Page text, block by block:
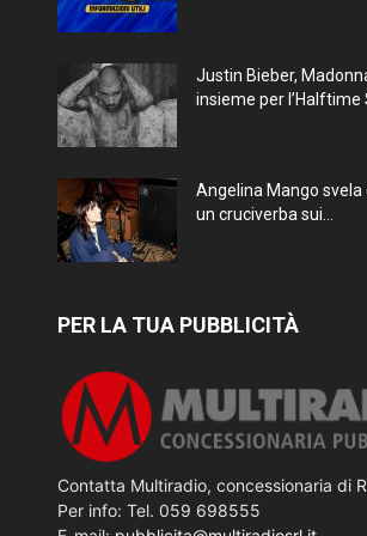
Justin Bieber,
insieme per l’Halftime
Angelina Mango
un cruciverba sui...
PER LA TUA PUBBLICITÀ
Contatta Multiradio, concessionaria di
Per info: Tel. 059 698555